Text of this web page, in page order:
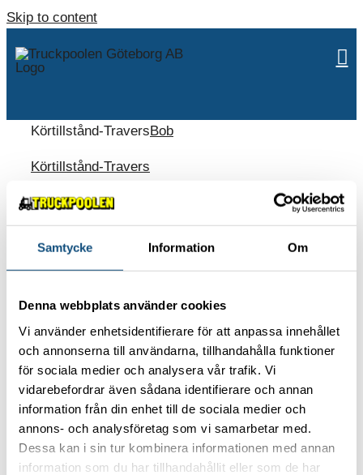
Samtycke Information Om
Denna webbplats använder cookies
Vi använder enhetsidentifierare för att anpassa innehållet
och annonserna till användarna, tillhandahålla funktioner
för sociala medier och analysera vår trafik. Vi
vidarebefordrar även sådana identifierare och annan
information från din enhet till de sociala medier och
annons- och analysföretag som vi samarbetar med.
Dessa kan i sin tur kombinera informationen med annan
information som du har tillhandahållit eller som de har
Skip to content
Körtillstånd-TraversBob
Körtillstånd-Travers
ABOUT US
Work with us
Privacy policy
OUR MOST POPULAR FORKLIFTS
Forklift 4-5 ton